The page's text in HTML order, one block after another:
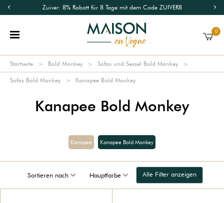
Zuiver: 8% Rabatt für 8 Tage mit dem Code ZUIVER8
0
Startseite Bold Monkey Sofas und Sessel Bold Monkey
Sofas Bold Monkey Kanapee Bold Monkey
Kanapee Bold Monkey
Kanapee Kanapee Bold Monkey
Sortieren nach Hauptfarbe Alle Filter anzeigen